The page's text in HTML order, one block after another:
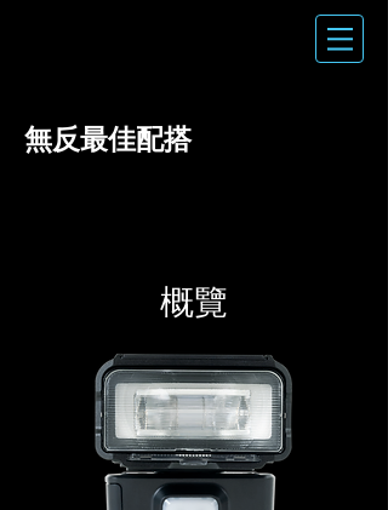
​無反最佳配搭
概覽